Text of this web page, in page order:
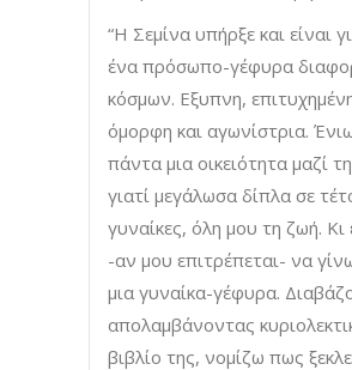
“Η Σεμίνα υπήρξε και είναι
ένα πρόσωπο-γέφυρα
κόσμων. Εξυπνη,
όμορφη και αγωνίστρια.
πάντα μια οικειότητα μαζί
γιατί μεγάλωσα δίπλα σε
γυναίκες, όλη μου τη ζωή. Κι
-αν μου επιτρέπεται- να
μια γυναίκα-γέφυρα.
απολαμβάνοντας
βιβλίο της, νομίζω πως